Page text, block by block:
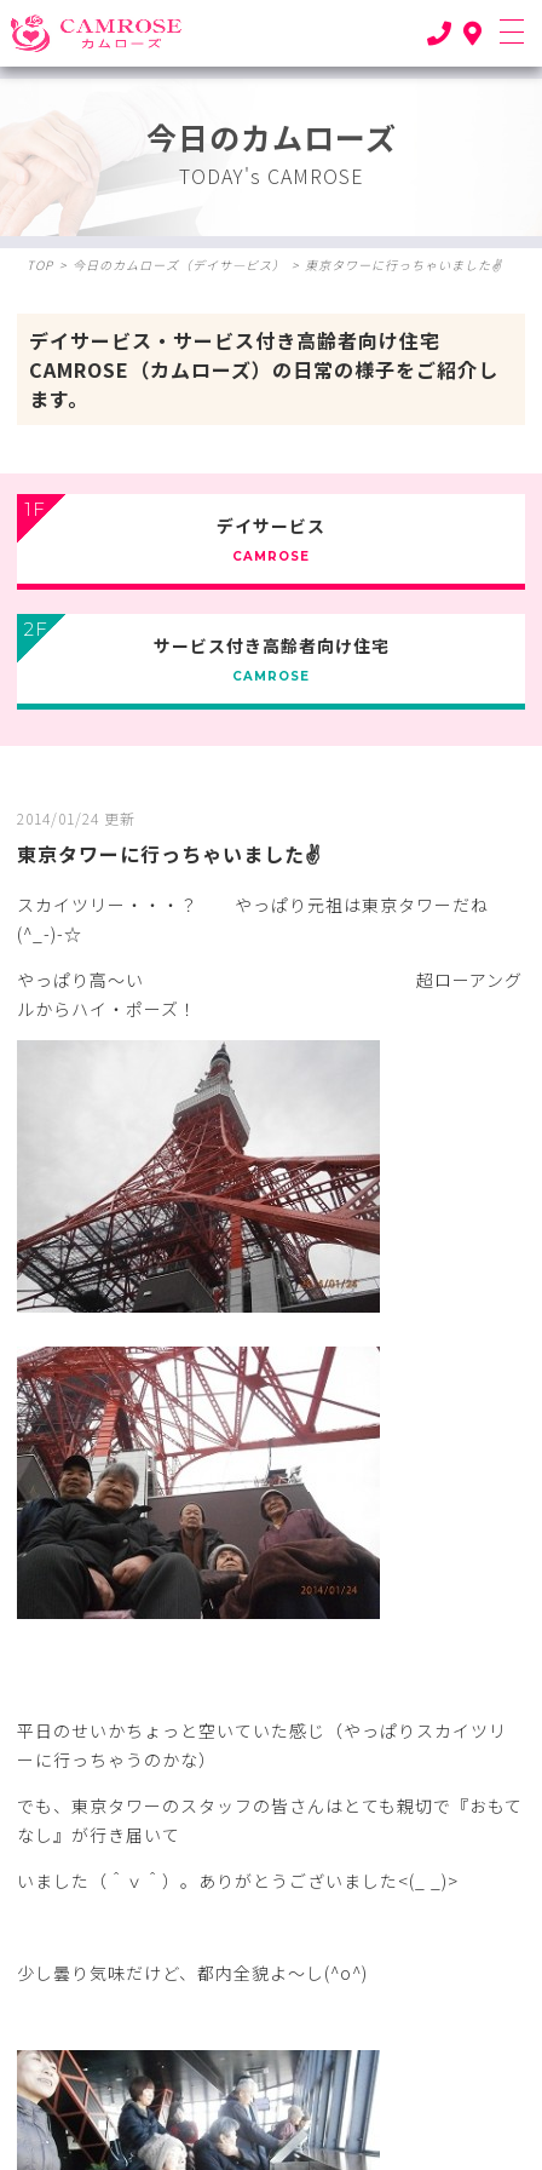
今日のカムローズ
TODAY's CAMROSE
TOP > 今日のカムローズ（デイサ―ビス） > 東京タワーに行っちゃいました✌
デイサービス・サービス付き高齢者向け住宅
CAMROSE（カムローズ）の日常の様子をご紹介し
ます。
1F
デイサービス
CAMROSE
2F
サービス付き高齢者向け住宅
CAMROSE
2014/01/24 更新
東京タワーに行っちゃいました✌
スカイツリー・・・？ やっぱり元祖は東京タワーだね
(^_-)-☆
やっぱり高～い 超ローアング
ルからハイ・ポーズ！
平日のせいかちょっと空いていた感じ（やっぱりスカイツリ
ーに行っちゃうのかな）
でも、東京タワーのスタッフの皆さんはとても親切で『おもて
なし』が行き届いて
いました（＾ｖ＾）。ありがとうございました<(_ _)>
少し曇り気味だけど、都内全貌よ～し(^o^)